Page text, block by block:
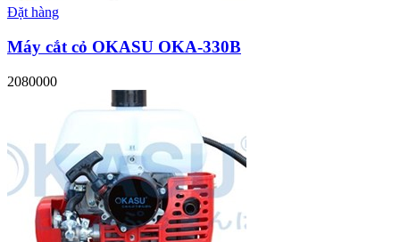
Đặt hàng
Máy cắt cỏ OKASU OKA-330B
2080000